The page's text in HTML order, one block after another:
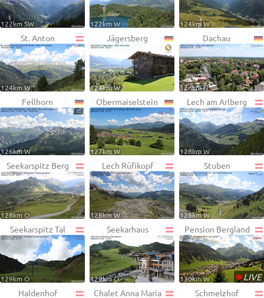
122km SW 122km W 124km W
St. Anton
124km W
Jägersberg
124km W
Dachau
126km N
Fellhorn
126km W
Obermaiselstein
127km W
Lech am Arlberg
128km W
Seekarspitz Berg
128km O
Lech Rüfikopf
128km W
Stuben
128km W
Seekarspitz Tal
129km O
Seekarhaus
129km O
Pension Bergland
•LIVE
130km W
Haldenhof Chalet Anna Maria Schmelzhof